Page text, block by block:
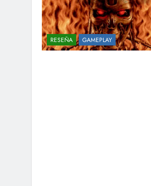
RESEÑA GAMEPLAY